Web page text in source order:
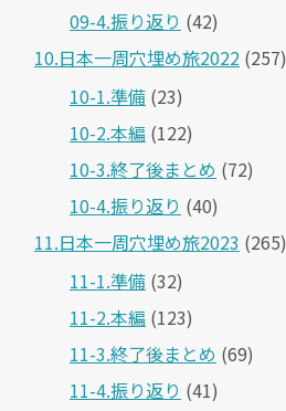
09-4.振り返り (42)
10.日本一周穴埋め旅2022 (257)
10-1.準備 (23)
10-2.本編 (122)
10-3.終了後まとめ (72)
10-4.振り返り (40)
11.日本一周穴埋め旅2023 (265)
11-1.準備 (32)
11-2.本編 (123)
11-3.終了後まとめ (69)
11-4.振り返り (41)